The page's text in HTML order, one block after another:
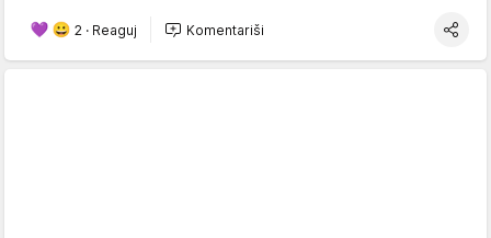
2 · Reaguj Komentariši